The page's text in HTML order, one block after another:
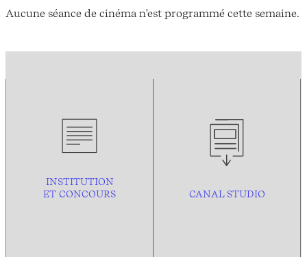
Aucune séance de cinéma n'est programmé cette semaine.
INSTITUTION
ET CONCOURS
CANAL STUDIO